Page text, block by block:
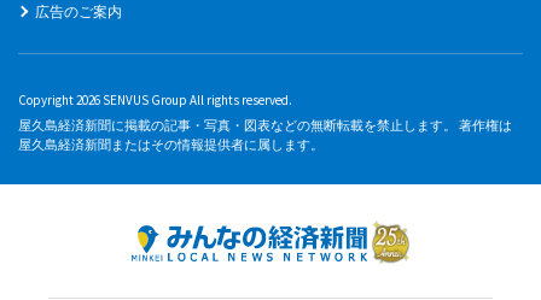
広告のご案内
Copyright 2026 SENVUS Group All rights reserved.
屋久島経済新聞に掲載の記事・写真・図表などの無断転載を禁止します。 著作権は
屋久島経済新聞またはその情報提供者に属します。